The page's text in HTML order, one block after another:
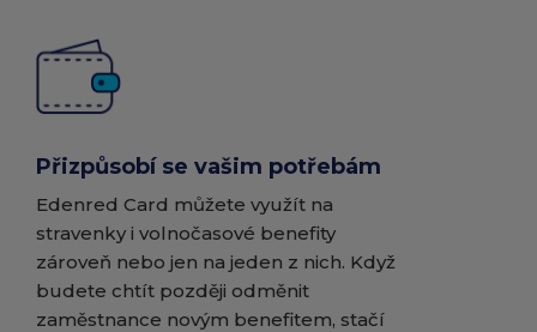
Přizpůsobí se vašim potřebám
Edenred Card můžete využít na
stravenky i volnočasové benefity
zároveň nebo jen na jeden z nich. Když
budete chtít později odměnit
zaměstnance novým benefitem, stačí